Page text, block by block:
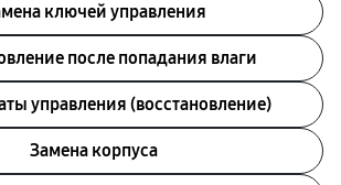
ключей управления
после попадания влаги
управления (восстановление)
Замена корпуса